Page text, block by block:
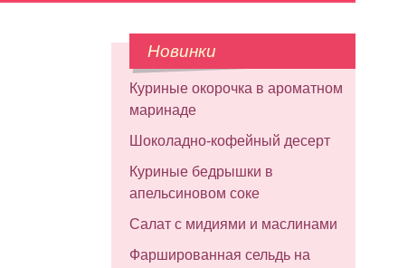
Новинки
Куриные окорочка в ароматном
маринаде
Шоколадно-кофейный десерт
Куриные бедрышки в
апельсиновом соке
Салат с мидиями и маслинами
Фаршированная сельдь на